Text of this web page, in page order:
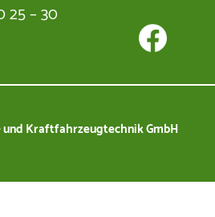
25 – 30
und Kraftfahrzeugtechnik GmbH